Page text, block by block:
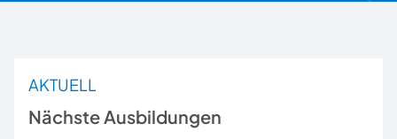
AKTUELL
Nächste Ausbildungen